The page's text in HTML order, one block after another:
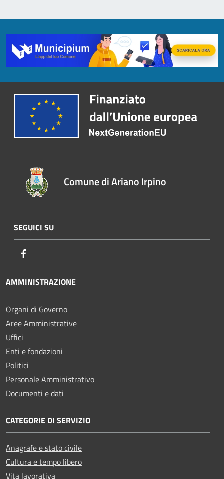
Comune di Ariano Irpino
SEGUICI SU
AMMINISTRAZIONE
Organi di Governo
Aree Amministrative
Uffici
Enti e fondazioni
Politici
Personale Amministrativo
Documenti e dati
CATEGORIE DI SERVIZIO
Anagrafe e stato civile
Cultura e tempo libero
Vita lavorativa